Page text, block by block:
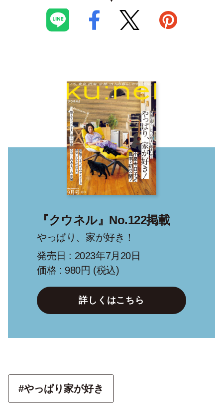
『クウネル』No.122掲載
やっぱり、家が好き！
発売日 : 2023年7月20日
価格 : 980円 (税込)
詳しくはこちら
#やっぱり家が好き